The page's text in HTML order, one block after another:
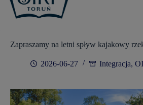
Zapraszamy na letni spływ kajakowy
2026-06-27 Integracja,